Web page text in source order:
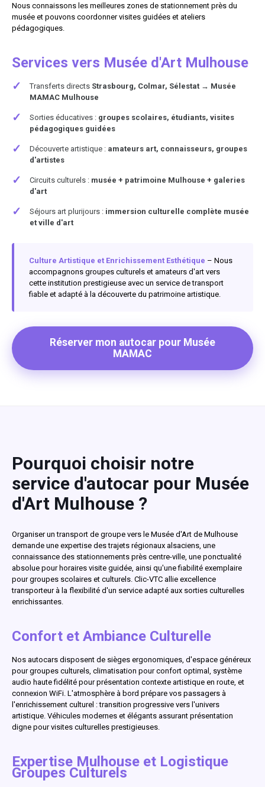
Nous connaissons les meilleures zones de stationnement près du
musée et pouvons coordonner visites guidées et ateliers
pédagogiques.
Services vers Musée d'Art Mulhouse
✓ Transferts directs Strasbourg, Colmar, Sélestat → Musée
MAMAC Mulhouse
✓ Sorties éducatives : groupes scolaires, étudiants, visites
pédagogiques guidées
✓ Découverte artistique : amateurs art, connaisseurs, groupes
d'artistes
✓ Circuits culturels : musée + patrimoine Mulhouse + galeries
d'art
✓ Séjours art plurijours : immersion culturelle complète musée
et ville d'art
Culture Artistique et Enrichissement Esthétique – Nous
accompagnons groupes culturels et amateurs d'art vers
cette institution prestigieuse avec un service de transport
fiable et adapté à la découverte du patrimoine artistique.
Réserver mon autocar pour Musée
MAMAC
Pourquoi choisir notre
service d'autocar pour Musée
d'Art Mulhouse ?
Organiser un transport de groupe vers le Musée d'Art de Mulhouse
demande une expertise des trajets régionaux alsaciens, une
connaissance des stationnements près centre-ville, une ponctualité
absolue pour horaires visite guidée, ainsi qu'une fiabilité exemplaire
pour groupes scolaires et culturels. Clic-VTC allie excellence
transporteur à la flexibilité d'un service adapté aux sorties culturelles
enrichissantes.
Confort et Ambiance Culturelle
Nos autocars disposent de sièges ergonomiques, d'espace généreux
pour groupes culturels, climatisation pour confort optimal, système
audio haute fidélité pour présentation contexte artistique en route, et
connexion WiFi. L'atmosphère à bord prépare vos passagers à
l'enrichissement culturel : transition progressive vers l'univers
artistique. Véhicules modernes et élégants assurant présentation
digne pour visites culturelles prestigieuses.
Expertise Mulhouse et Logistique
Groupes Culturels